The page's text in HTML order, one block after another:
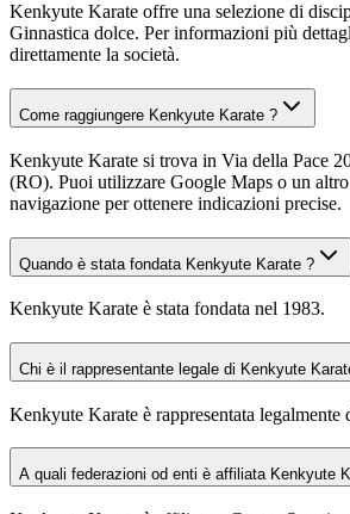
Kenkyute Karate offre una selezione di
Ginnastica dolce. Per informazioni più
direttamente la società.
Come raggiungere Kenkyute Karate ?
Kenkyute Karate si trova in Via della Pace
(RO). Puoi utilizzare Google Maps o un
navigazione per ottenere indicazioni precise.
Quando è stata fondata Kenkyute Karate ?
Kenkyute Karate è stata fondata nel 1983.
Chi è il rappresentante legale di Kenkyute
Kenkyute Karate è rappresentata legalmente
A quali federazioni od enti è affiliata Kenkyute